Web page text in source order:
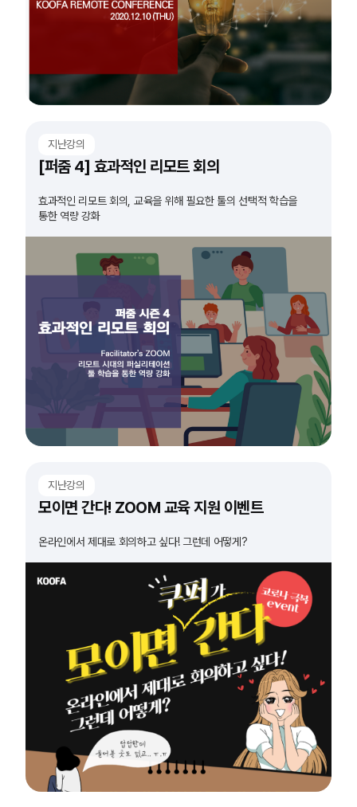
지난강의
[퍼줌 4] 효과적인 리모트 회의
효과적인 리모트 회의, 교육을 위해 필요한 툴의 선택적 학습을
통한 역량 강화
지난강의
모이면 간다! ZOOM 교육 지원 이벤트
온라인에서 제대로 회의하고 싶다! 그런데 어떻게?